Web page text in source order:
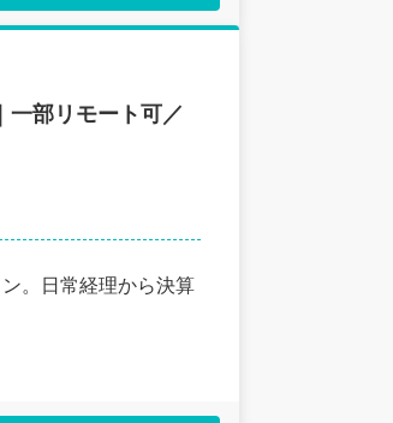
部リモート可／
。日常経理から決算